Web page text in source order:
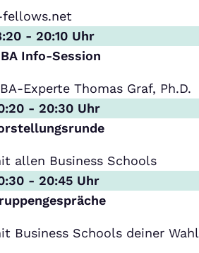
- 20:10 Uhr
Info-Session
Experte Thomas Graf, Ph.D.
- 20:30 Uhr
allen Business Schools
- 20:45 Uhr
Business Schools deiner Wahl